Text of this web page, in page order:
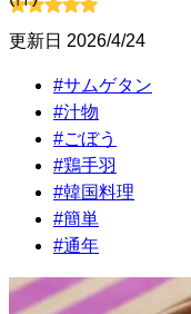
更新日 2026/4/24
#サムゲタン
#汁物
#ごぼう
#鶏手羽
#韓国料理
#簡単
#通年